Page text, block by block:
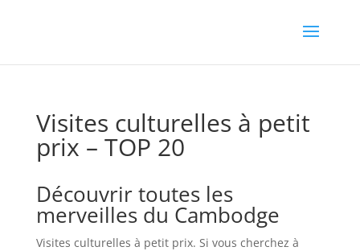
Visites culturelles à petit
prix – TOP 20
Découvrir toutes les
merveilles du Cambodge
Visites culturelles à petit prix. Si vous cherchez à